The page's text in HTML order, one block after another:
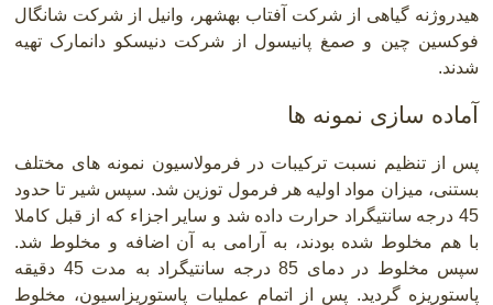
هیدروژنه گیاهی از شرکت آفتاب بهشهر، وانیل از شرکت شانگال
فوکسین چین و صمغ پانیسول از شرکت دنیسکو دانمارک تهیه
شدند.
آماده سازی نمونه ها
پس از تنظیم نسبت ترکیبات در فرمولاسیون نمونه های مختلف
بستنی، میزان مواد اولیه هر فرمول توزین شد. سپس شیر تا حدود
45 درجه سانتیگراد حرارت داده شد و سایر اجزاء که از قبل کاملا
با هم مخلوط شده بودند، به آرامی به آن اضافه و مخلوط شد.
سپس مخلوط در دمای 85 درجه سانتیگراد به مدت 45 دقیقه
پاستوریزه گردید. پس از اتمام عملیات پاستوریزاسیون، مخلوط